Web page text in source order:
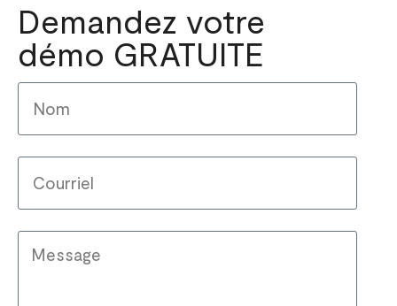
Demandez votre
démo GRATUITE